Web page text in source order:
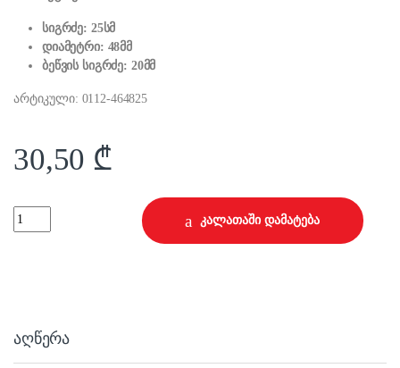
სიგრძე: 25სმ
დიამეტრი: 48მმ
ბეწვის სიგრძე: 20მმ
არტიკული: 0112-464825
30,50 ₾
25 სმ ლილვაკი ორკომპონენტიანი სახელურით Maxprofi quantity
კალათაში დამატება
აღწერა